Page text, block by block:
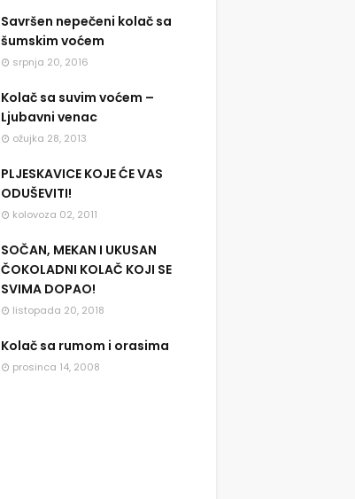
Savršen nepečeni kolač sa
šumskim voćem
srpnja 20, 2016
Kolač sa suvim voćem –
Ljubavni venac
ožujka 28, 2013
PLJESKAVICE KOJE ĆE VAS
ODUŠEVITI!
kolovoza 02, 2011
SOČAN, MEKAN I UKUSAN
ČOKOLADNI KOLAČ KOJI SE
SVIMA DOPAO!
listopada 20, 2018
Kolač sa rumom i orasima
prosinca 14, 2008